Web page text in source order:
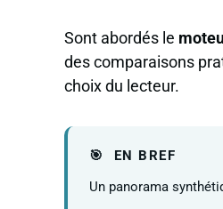
Sont abordés le
des comparaisons
choix du lecteur.
EN BREF
Un panorama